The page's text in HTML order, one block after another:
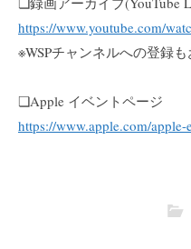
https://www.youtube.com/
※WSPチャンネルへの登録も
❏Apple イベントページ
https://www.apple.com/apple-